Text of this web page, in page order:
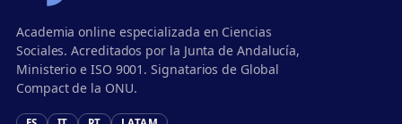
Academia online especializada en Ciencias
Sociales. Acreditados por la Junta de Andalucía,
Ministerio e ISO 9001. Signatarios de Global
Compact de la ONU.